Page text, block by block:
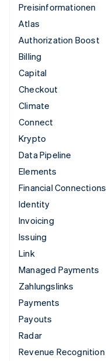
Preisinformationen
Atlas
Authorization Boost
Billing
Capital
Checkout
Climate
Connect
Krypto
Data Pipeline
Elements
Financial Connections
Identity
Invoicing
Issuing
Link
Managed Payments
Zahlungslinks
Payments
Payouts
Radar
Revenue Recognition